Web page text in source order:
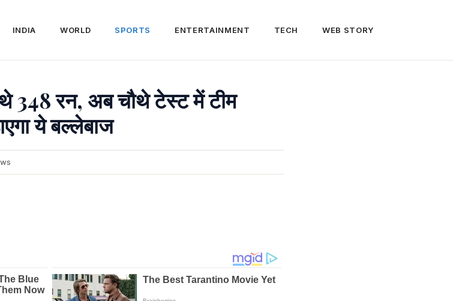
INDIA WORLD SPORTS ENTERTAINMENT TECH WEB STORY
348 रन, अब चौथे टेस्ट में टीम
ये बल्लेबाज